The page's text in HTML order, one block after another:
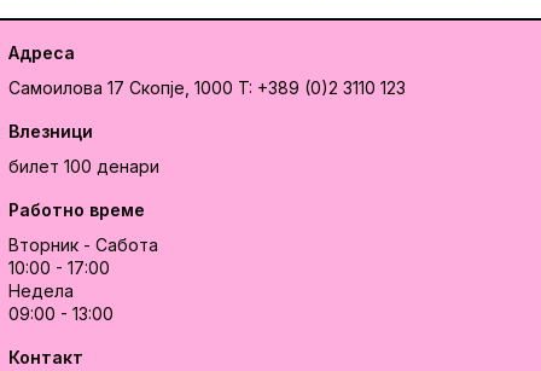
Адреса
Самоилова 17 Скопје, 1000 T: +389 (0)2 3110 123
Влезници
билет 100 денари
Работно време
Вторник - Сабота
10:00 - 17:00
Недела
09:00 - 13:00
Контакт